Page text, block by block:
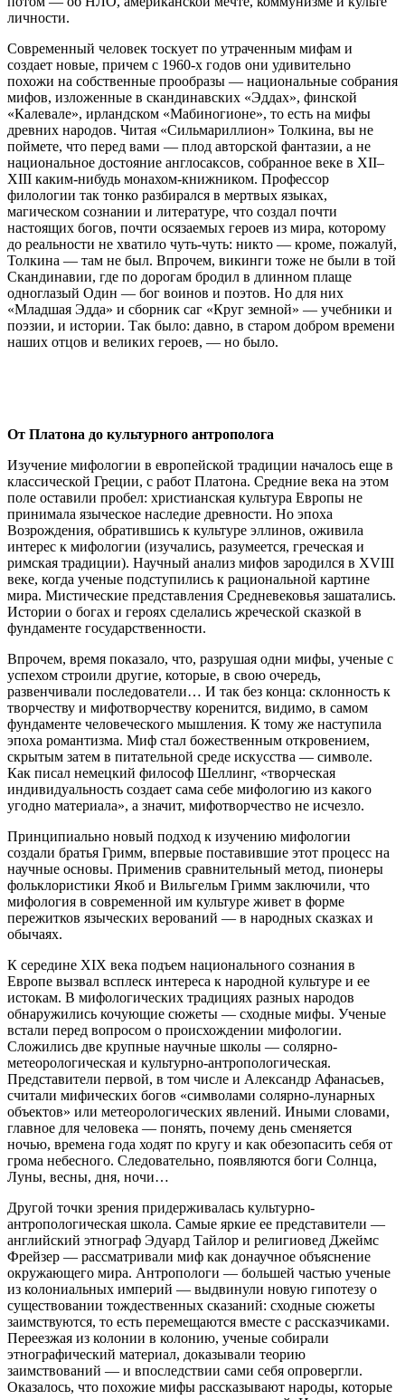
личности.
Современный человек тоскует по утраченным мифам и
создает новые, причем с 1960-х годов они удивительно
похожи на собственные прообразы — национальные собрания
мифов, изложенные в скандинавских «Эддах», финской
«Калевале», ирландском «Мабиногионе», то есть на мифы
древних народов. Читая «Сильмариллион» Толкина, вы не
поймете, что перед вами — плод авторской фантазии, а не
национальное достояние англосаксов, собранное веке в XII–
XIII каким-нибудь монахом-книжником. Профессор
филологии так тонко разбирался в мертвых языках,
магическом сознании и литературе, что создал почти
настоящих богов, почти осязаемых героев из мира, которому
до реальности не хватило чуть-чуть: никто — кроме, пожалуй,
Толкина — там не был. Впрочем, викинги тоже не были в той
Скандинавии, где по дорогам бродил в длинном плаще
одноглазый Один — бог воинов и поэтов. Но для них
«Младшая Эдда» и сборник саг «Круг земной» — учебники и
поэзии, и истории. Так было: давно, в старом добром времени
наших отцов и великих героев, — но было.
От Платона до культурного антрополога
Изучение мифологии в европейской традиции началось еще в
классической Греции, с работ Платона. Средние века на этом
поле оставили пробел: христианская культура Европы не
принимала языческое наследие древности. Но эпоха
Возрождения, обратившись к культуре эллинов, оживила
интерес к мифологии (изучались, разумеется, греческая и
римская традиции). Научный анализ мифов зародился в XVIII
веке, когда ученые подступились к рациональной картине
мира. Мистические представления Средневековья зашатались.
Истории о богах и героях сделались жреческой сказкой в
фундаменте государственности.
Впрочем, время показало, что, разрушая одни мифы, ученые с
успехом строили другие, которые, в свою очередь,
развенчивали последователи… И так без конца: склонность к
творчеству и мифотворчеству коренится, видимо, в самом
фундаменте человеческого мышления. К тому же наступила
эпоха романтизма. Миф стал божественным откровением,
скрытым затем в питательной среде искусства — символе.
Как писал немецкий философ Шеллинг, «творческая
индивидуальность создает сама себе мифологию из какого
угодно материала», а значит, мифотворчество не исчезло.
Принципиально новый подход к изучению мифологии
создали братья Гримм, впервые поставившие этот процесс на
научные основы. Применив сравнительный метод, пионеры
фольклористики Якоб и Вильгельм Гримм заключили, что
мифология в современной им культуре живет в форме
пережитков языческих верований — в народных сказках и
обычаях.
К середине XIX века подъем национального сознания в
Европе вызвал всплеск интереса к народной культуре и ее
истокам. В мифологических традициях разных народов
обнаружились кочующие сюжеты — сходные мифы. Ученые
встали перед вопросом о происхождении мифологии.
Сложились две крупные научные школы — солярно-
метеорологическая и культурно-антропологическая.
Представители первой, в том числе и Александр Афанасьев,
считали мифических богов «символами солярно-лунарных
объектов» или метеорологических явлений. Иными словами,
главное для человека — понять, почему день сменяется
ночью, времена года ходят по кругу и как обезопасить себя от
грома небесного. Следовательно, появляются боги Солнца,
Луны, весны, дня, ночи…
Другой точки зрения придерживалась культурно-
антропологическая школа. Самые яркие ее представители —
английский этнограф Эдуард Тайлор и религиовед Джеймс
Фрейзер — рассматривали миф как донаучное объяснение
окружающего мира. Антропологи — большей частью ученые
из колониальных империй — выдвинули новую гипотезу о
существовании тождественных сказаний: сходные сюжеты
заимствуются, то есть перемещаются вместе с рассказчиками.
Переезжая из колонии в колонию, ученые собирали
этнографический материал, доказывали теорию
заимствований — и впоследствии сами себя опровергли.
Оказалось, что похожие мифы рассказывают народы, которые